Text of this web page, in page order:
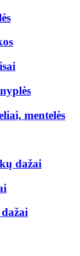
mentelės
dažai